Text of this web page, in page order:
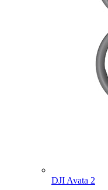
DJI Avata 2